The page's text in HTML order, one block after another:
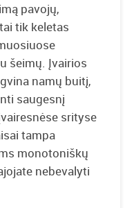
pavojų,
tik keletas
šeimų. Įvairios
namų buitį,
saugesnį
srityse
tampa
monotoniškų
nebevalyti